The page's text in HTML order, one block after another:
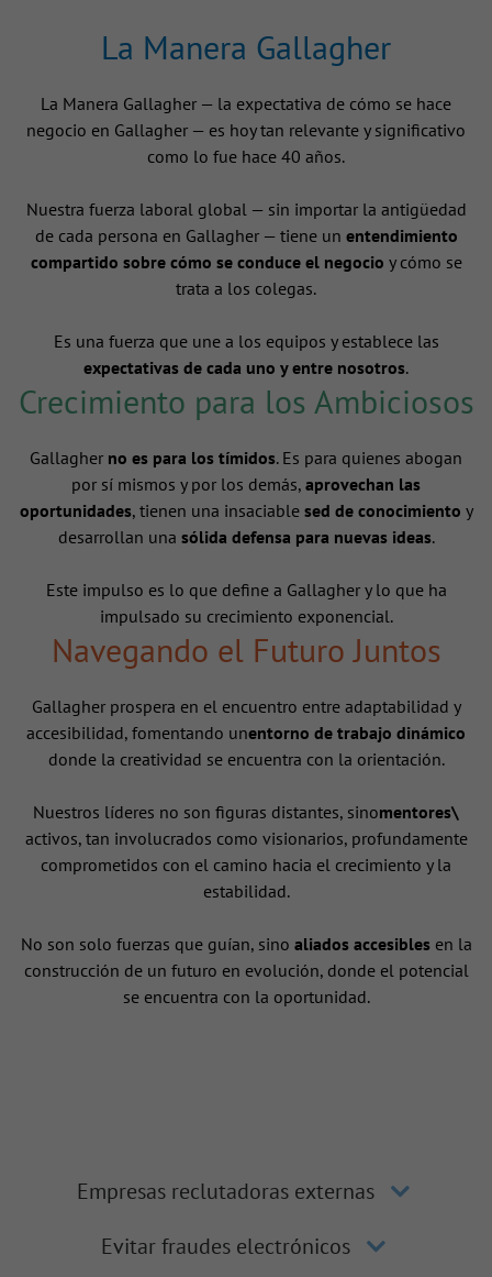
La Manera Gallagher
La Manera Gallagher — la expectativa de cómo se hace
negocio en Gallagher — es hoy tan relevante y significativo
como lo fue hace 40 años.
Nuestra fuerza laboral global — sin importar la antigüedad
de cada persona en Gallagher — tiene un entendimiento
compartido sobre cómo se conduce el negocio y cómo se
trata a los colegas.
Es una fuerza que une a los equipos y establece las
expectativas de cada uno y entre nosotros.
Crecimiento para los Ambiciosos
Gallagher no es para los tímidos. Es para quienes abogan
por sí mismos y por los demás, aprovechan las
oportunidades, tienen una insaciable sed de conocimiento y
desarrollan una sólida defensa para nuevas ideas.
Este impulso es lo que define a Gallagher y lo que ha
impulsado su crecimiento exponencial.
Navegando el Futuro Juntos
Gallagher prospera en el encuentro entre adaptabilidad y
accesibilidad, fomentando unentorno de trabajo dinámico
donde la creatividad se encuentra con la orientación.
Nuestros líderes no son figuras distantes, sinomentores\
activos, tan involucrados como visionarios, profundamente
comprometidos con el camino hacia el crecimiento y la
estabilidad.
No son solo fuerzas que guían, sino aliados accesiblesen la
construcción de un futuro en evolución, donde el potencial
se encuentra con la oportunidad.
Empresas reclutadoras externas
Evitar fraudes electrónicos